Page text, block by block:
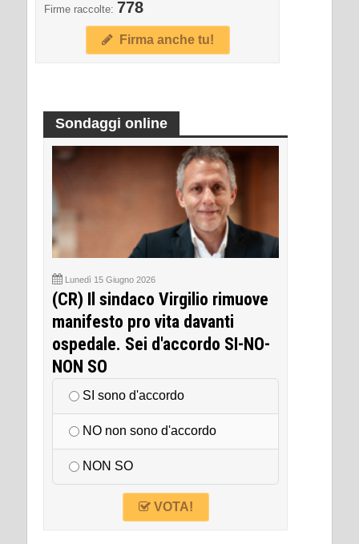
Firme raccolte: 778
Firma anche tu!
Sondaggi online
Lunedì 15 Giugno 2026
(CR) Il sindaco Virgilio rimuove
manifesto pro vita davanti
ospedale. Sei d'accordo SI-NO-
NON SO
SI sono d'accordo
NO non sono d'accordo
NON SO
VOTA!